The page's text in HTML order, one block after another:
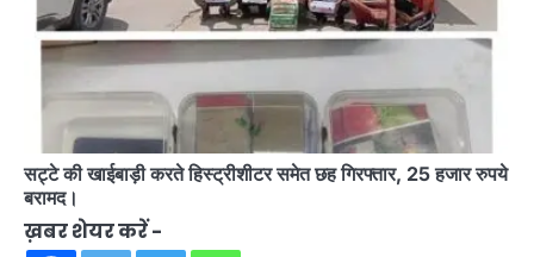
सट्टे की खाईबाड़ी करते हिस्ट्रीशीटर समेत छह गिरफ्तार, 25 हजार रुपये
बरामद।
ख़बर शेयर करें -